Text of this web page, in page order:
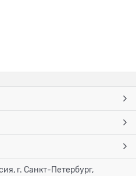
г. Санкт-Петербург,